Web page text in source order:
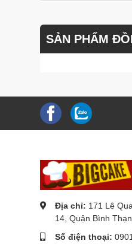
SẢN PHẨM
Địa chỉ: 171 Lê
14, Quận Bình
Số điện thoại: